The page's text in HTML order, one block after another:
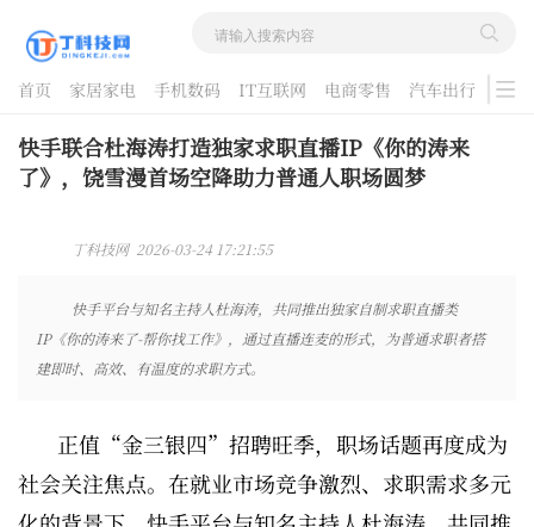
首页 家居家电 手机数码 IT互联网 电商零售 汽车出行
游戏
酷品评测
快手联合杜海涛打造独家求职直播IP《你的涛来
了》，饶雪漫首场空降助力普通人职场圆梦
丁科技网 2026-03-24 17:21:55
快手平台与知名主持人杜海涛，共同推出独家自制求职直播类
IP《你的涛来了-帮你找工作》，通过直播连麦的形式，为普通求职者搭
建即时、高效、有温度的求职方式。
正值“金三银四”招聘旺季，职场话题再度成为
社会关注焦点。在就业市场竞争激烈、求职需求多元